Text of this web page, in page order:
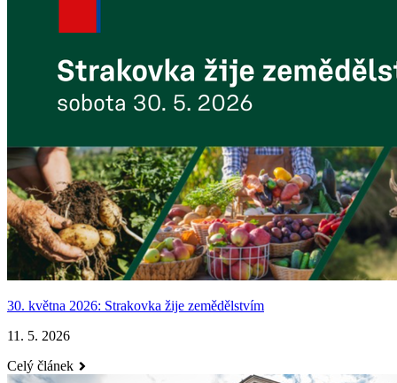
30. května 2026: Strakovka žije zemědělstvím
11. 5. 2026
Celý článek